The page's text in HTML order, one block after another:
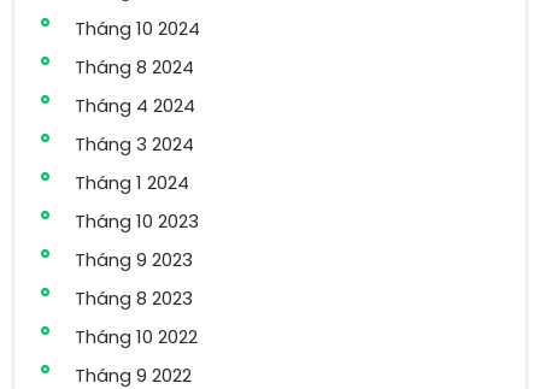
Tháng 10 2024
Tháng 8 2024
Tháng 4 2024
Tháng 3 2024
Tháng 1 2024
Tháng 10 2023
Tháng 9 2023
Tháng 8 2023
Tháng 10 2022
Tháng 9 2022